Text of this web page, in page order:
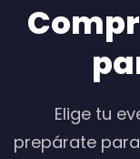
Elige tu
prepárate